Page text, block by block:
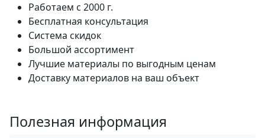
Работаем с 2000 г.
Бесплатная консультация
Система скидок
Большой ассортимент
Лучшие материалы по выгодным ценам
Доставку материалов на ваш объект
Полезная информация